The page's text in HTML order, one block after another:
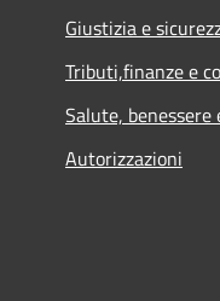
Giustizia e
Tributi,finanze e
Salute, benessere
Autorizzazioni